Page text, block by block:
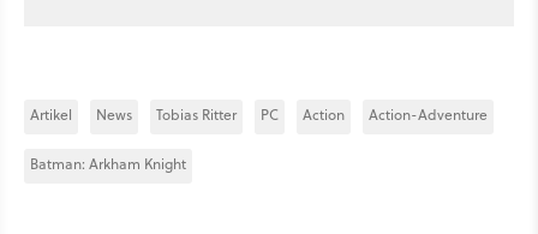
Artikel News Tobias Ritter PC Action Action-Adventure
Batman: Arkham Knight